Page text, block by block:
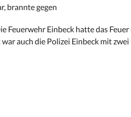
brannte gegen
Feuerwehr Einbeck hatte das
auch die Polizei Einbeck mit zwei